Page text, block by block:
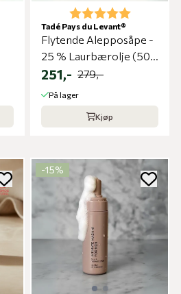
Karakter: 5.0 av 5
Tadé Pays du Levant®
Flytende Alepposåpe -
25 % Laurbærolje (500
ml)
251,- 279,-
På lager
Kjøp
-15%